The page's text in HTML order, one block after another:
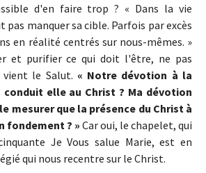
d'en faire trop ? « Dans la vie
manquer sa cible. Parfois par excès
en réalité centrés sur nous-mêmes. »
et purifier ce qui doit l'être, ne pas
vient le Salut. « Notre dévotion à la
conduit elle au Christ ? Ma dévotion
mesurer que la présence du Christ à
fondement ? »Car oui, le chapelet, qui
Je Vous salue Marie, est en
qui nous recentre sur le Christ.